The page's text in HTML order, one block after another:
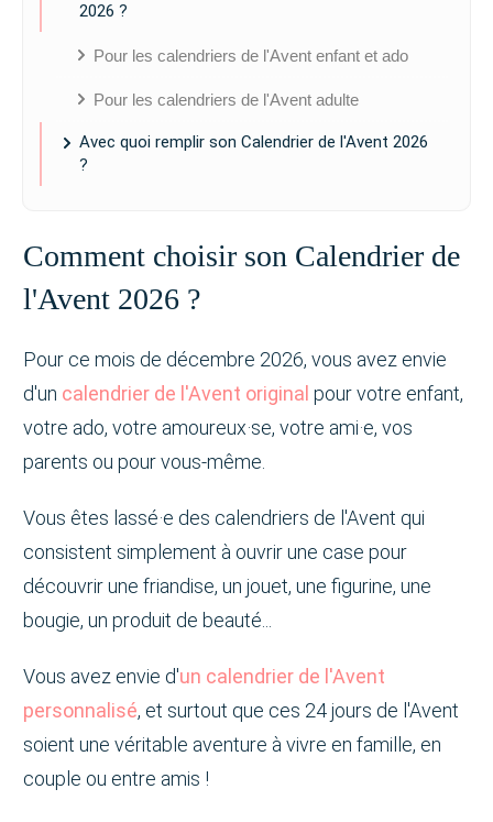
2026 ?
Pour les calendriers de l'Avent enfant et ado
Pour les calendriers de l'Avent adulte
Avec quoi remplir son Calendrier de l'Avent 2026
?
Comment choisir son Calendrier de
l'Avent 2026 ?
Pour ce mois de décembre 2026, vous avez envie
d'un calendrier de l'Avent original pour votre enfant,
votre ado, votre amoureux·se, votre ami·e, vos
parents ou pour vous-même.
Vous êtes lassé·e des calendriers de l'Avent qui
consistent simplement à ouvrir une case pour
découvrir une friandise, un jouet, une figurine, une
bougie, un produit de beauté...
Vous avez envie d'un calendrier de l'Avent
personnalisé, et surtout que ces 24 jours de l'Avent
soient une véritable aventure à vivre en famille, en
couple ou entre amis !